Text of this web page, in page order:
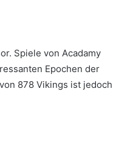
Spiele von Acadamy
Epochen der
878 Vikings ist jedoch